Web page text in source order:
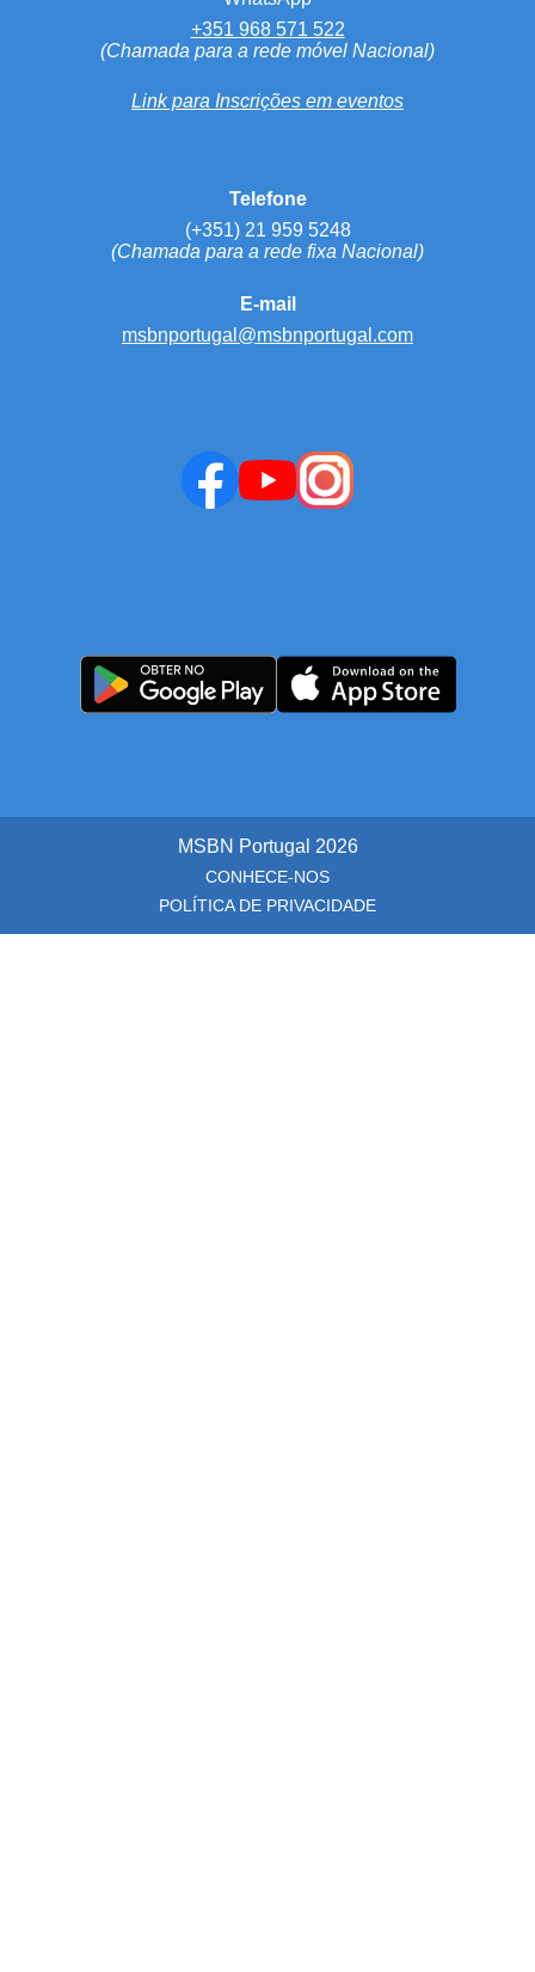
+351 968 571 522
(Chamada para a rede móvel Nacional)
Link para Inscrições em eventos
Telefone
(+351) 21 959 5248
(Chamada para a rede fixa Nacional)
E-mail
msbnportugal@msbnportugal.com
MSBN Portugal 2026
CONHECE-NOS
POLÍTICA DE PRIVACIDADE